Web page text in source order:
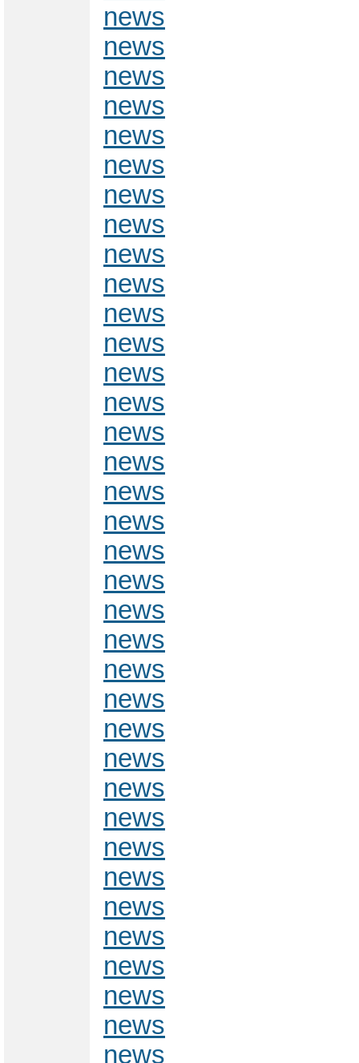
news
news
news
news
news
news
news
news
news
news
news
news
news
news
news
news
news
news
news
news
news
news
news
news
news
news
news
news
news
news
news
news
news
news
news
news